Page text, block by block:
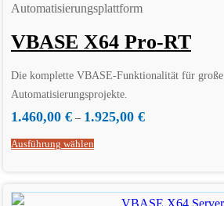
Automatisierungsplattform
VBASE X64 Pro-RT
Die komplette VBASE-Funktionalität für große
Automatisierungsprojekte.
1.460,00 € – 1.925,00 €
Ausführung wählen